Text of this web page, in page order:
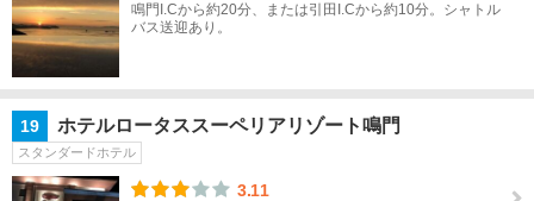
鳴門I.Cから約20分、または引田I.Cから約10分。シャトル
バス送迎あり。
19 ホテルロータススーペリアリゾート鳴門
スタンダードホテル
3.11